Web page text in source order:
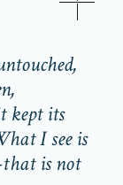
kept its
I see is
is not